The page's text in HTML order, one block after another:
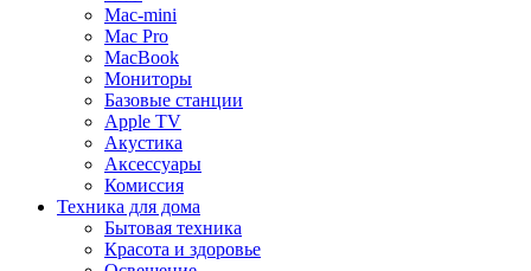
Mac-mini
Mac Pro
MacBook
Мониторы
Базовые станции
Apple TV
Акустика
Аксессуары
Комиссия
Техника для дома
Бытовая техника
Красота и здоровье